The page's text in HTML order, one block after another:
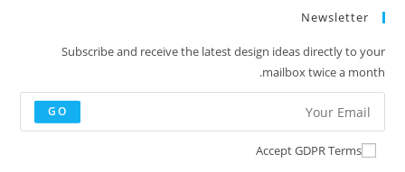
Newsletter
Subscribe and receive the latest design ideas directly to your
mailbox twice a month.
GO
Accept GDPR Terms